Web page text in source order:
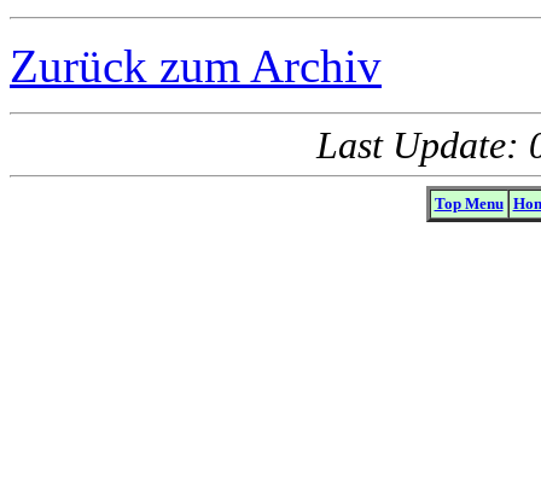
Zurück zum Archiv
Last Update:
Top Menu